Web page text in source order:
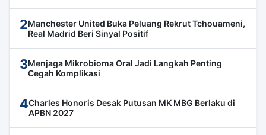
2Manchester United Buka Peluang Rekrut Tchouameni,
Real Madrid Beri Sinyal Positif
3Menjaga Mikrobioma Oral Jadi Langkah Penting
Cegah Komplikasi
4Charles Honoris Desak Putusan MK MBG Berlaku di
APBN 2027